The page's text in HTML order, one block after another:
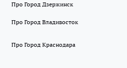
Про Город Дзержинск
Про Город Владивосток
Про Город Краснодара